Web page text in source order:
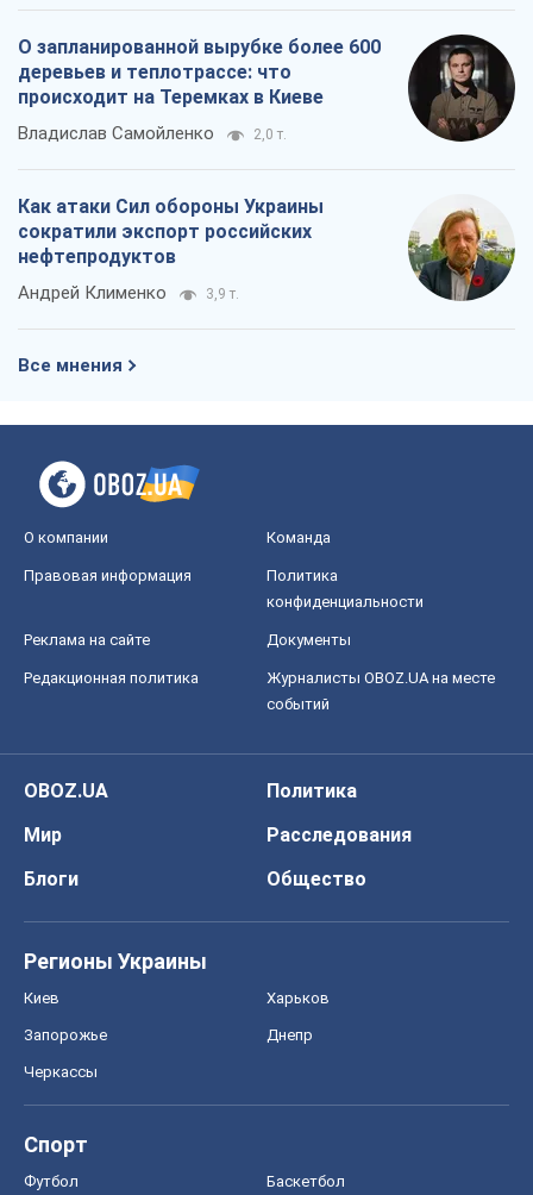
О запланированной вырубке более 600
деревьев и теплотрассе: что
происходит на Теремках в Киеве
Владислав Самойленко 2,0 т.
Как атаки Сил обороны Украины
сократили экспорт российских
нефтепродуктов
Андрей Клименко 3,9 т.
Все мнения
О компании Команда
Правовая информация
Политика
конфиденциальности
Реклама на сайте Документы
Редакционная политика
Журналисты OBOZ.UA на месте
событий
OBOZ.UA
Политика
Мир
Расследования
Блоги
Общество
Регионы Украины
Киев Харьков
Запорожье Днепр
Черкассы
Спорт
Футбол Баскетбол